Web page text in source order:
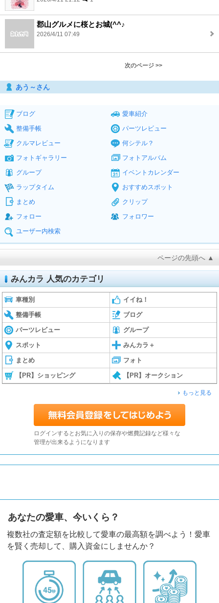
郡山グルメに桜とお城(^^♪
2026/4/11 07:49
次のページ >>
あう～さん
ブログ
愛車紹介
整備手帳
パーツレビュー
クルマレビュー
何シテル？
フォトギャラリー
フォトアルバム
グループ
イベントカレンダー
ラップタイム
おすすめスポット
まとめ
クリップ
フォロー
フォロワー
ユーザー内検索
ページの先頭へ ▲
みんカラ 人気のカテゴリ
車種別 イイね！
整備手帳 ブログ
パーツレビュー グループ
スポット みんカラ＋
まとめ フォト
【PR】ショッピング 【PR】オークション
もっと見る
ログインするとお気に入りの保存や燃費記録など様々な
管理が出来るようになります
あなたの愛車、今いくら？
複数社の査定額を比較して愛車の最高額を調べよう！愛車
を賢く売却して、購入資金にしませんか？